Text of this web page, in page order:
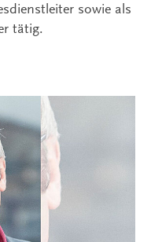
sowie als
tätig.